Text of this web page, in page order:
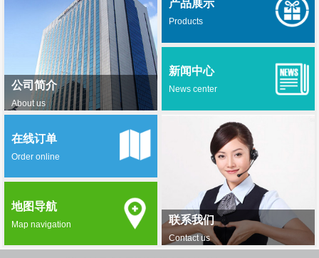
公司简介
About us
产品展示
Products
新闻中心
News center
联系我们
Contact us
在线订单
Order online
地图导航
Map navigation